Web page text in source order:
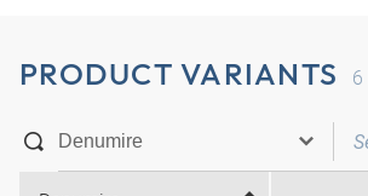
PRODUCT VARIANTS 6